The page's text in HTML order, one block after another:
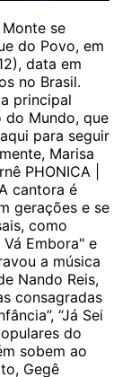
se
do Povo, em
data em
no Brasil.
principal
do Mundo, que
para seguir
Marisa
PHONICA |
cantora é
gerações e se
como
Vá Embora" e
a música
Nando Reis,
consagradas
“Já Sei
do
sobem ao
Gegê